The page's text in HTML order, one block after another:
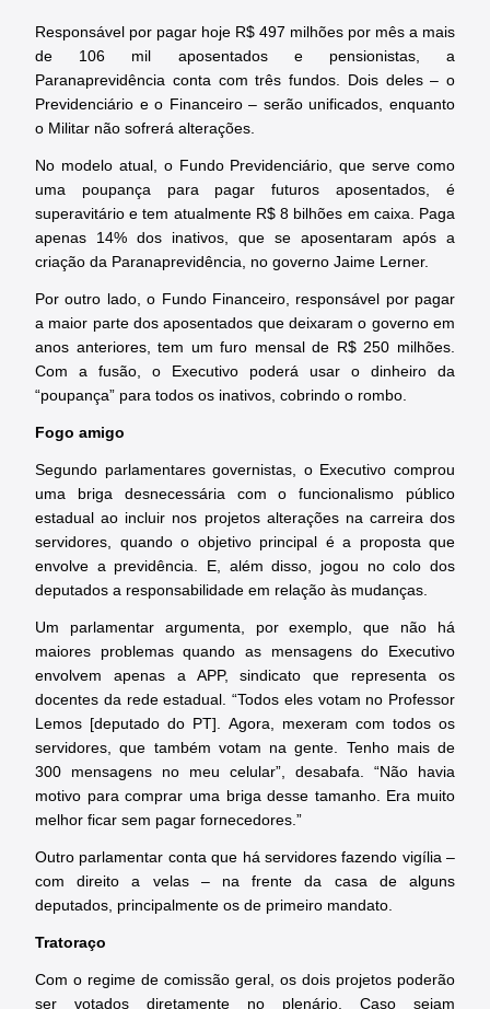
Responsável por pagar hoje R$ 497 milhões por mês a mais
de 106 mil aposentados e pensionistas, a
Paranaprevidência conta com três fundos. Dois deles – o
Previdenciário e o Financeiro – serão unificados, enquanto
o Militar não sofrerá alterações.
No modelo atual, o Fundo Previdenciário, que serve como
uma poupança para pagar futuros aposentados, é
superavitário e tem atualmente R$ 8 bilhões em caixa. Paga
apenas 14% dos inativos, que se aposentaram após a
criação da Paranaprevidência, no governo Jaime Lerner.
Por outro lado, o Fundo Financeiro, responsável por pagar
a maior parte dos aposentados que deixaram o governo em
anos anteriores, tem um furo mensal de R$ 250 milhões.
Com a fusão, o Executivo poderá usar o dinheiro da
“poupança” para todos os inativos, cobrindo o rombo.
Fogo amigo
Segundo parlamentares governistas, o Executivo comprou
uma briga desnecessária com o funcionalismo público
estadual ao incluir nos projetos alterações na carreira dos
servidores, quando o objetivo principal é a proposta que
envolve a previdência. E, além disso, jogou no colo dos
deputados a responsabilidade em relação às mudanças.
Um parlamentar argumenta, por exemplo, que não há
maiores problemas quando as mensagens do Executivo
envolvem apenas a APP, sindicato que representa os
docentes da rede estadual. “Todos eles votam no Professor
Lemos [deputado do PT]. Agora, mexeram com todos os
servidores, que também votam na gente. Tenho mais de
300 mensagens no meu celular”, desabafa. “Não havia
motivo para comprar uma briga desse tamanho. Era muito
melhor ficar sem pagar fornecedores.”
Outro parlamentar conta que há servidores fazendo vigília –
com direito a velas – na frente da casa de alguns
deputados, principalmente os de primeiro mandato.
Tratoraço
Com o regime de comissão geral, os dois projetos poderão
ser votados diretamente no plenário. Caso sejam